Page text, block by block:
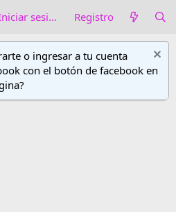
Iniciar sesión Registro
o ingresar a tu cuenta
con el botón de facebook en